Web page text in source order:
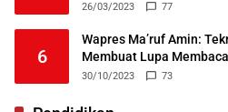
26/03/2023 77
6
Wapres Ma’ruf Amin:
Membuat Lupa
30/10/2023 73